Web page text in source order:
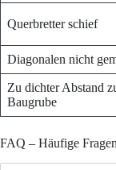
Querbretter schief
Diagonalen nicht
Zu dichter Abstand
Baugrube
FAQ – Häufige